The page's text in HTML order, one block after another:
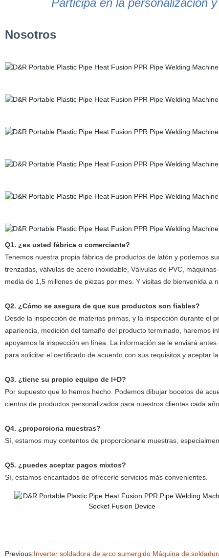
Participa en la personalización
Nosotros
Q1. ¿es usted fábrica o comerciante?
Tenemos nuestra propia fábrica de productos de latón y podemos
trenzadas, válvulas de acero inoxidable, Válvulas de PVC,
media de 1,5 millones de piezas por mes. Y visitas de bienvenida a
Q2. ¿Cómo se asegura de que sus productos son fiables?
Desde la inspección de materias primas, y la inspección durante el
apariencia, medición del tamaño del producto terminado, haremos
apoyamos la inspección en línea. La información se le enviará
para solicitar el certificado de acuerdo con sus requisitos y aceptar
Q3. ¿tiene su propio equipo de I+D?
Por supuesto que lo hemos hecho. Podemos dibujar bocetos de
cientos de productos personalizados para nuestros clientes cada
Q4. ¿proporciona muestras?
Sí, estamos muy contentos de proporcionarle muestras,
Q5. ¿puedes aceptar pagos mixtos?
Sí, estamos encantados de ofrecerle servicios más convenientes.
Previous:Inverter soldadora de arco sumergido Máquina de